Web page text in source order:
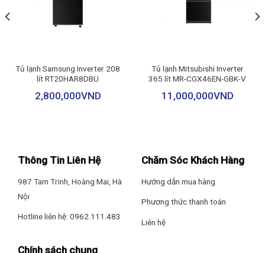
Dung tích sử dụng 508 lít đáp ứng nhu cầu bảo quản thực phẩm
số lượng lớn cho gia đình từ 4 – 5 người.
Tủ lạnh Samsung Inverter 208
lít RT20HAR8DBU
2,800,000VND
Tủ lạnh Mitsubishi Inverter
365 lít MR-CGX46EN-GBK-V
11,000,000VND
Thông Tin Liên Hệ
987 Tam Trinh, Hoàng Mai, Hà
Nội
Hotline liên hệ: 0962.111.483
Chăm Sóc Khách Hàng
Hướng dẫn mua hàng
Phương thức thanh toán
Liên hệ
Chính sách chung